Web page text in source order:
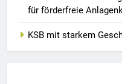
für förderfreie
KSB mit starkem